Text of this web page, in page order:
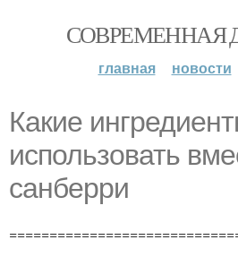
СОВРЕМЕННАЯ
главная новости
Какие
использовать
санберри